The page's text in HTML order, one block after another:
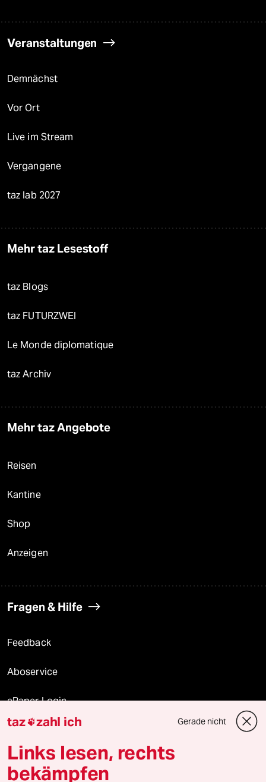
Veranstaltungen
Demnächst
Vor Ort
Live im Stream
Vergangene
taz lab 2027
Mehr taz Lesestoff
taz Blogs
taz FUTURZWEI
Le Monde diplomatique
taz Archiv
Mehr taz Angebote
Reisen
Kantine
Shop
Anzeigen
Fragen & Hilfe
Feedback
Aboservice
ePaper Login
Downloads für Abonnierende
taz zahl ich Gerade nicht
Links lesen, rechts
bekämpfen